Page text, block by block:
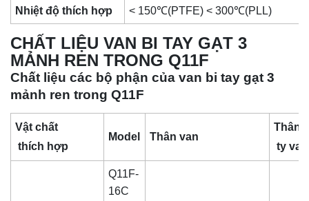
Nhiệt độ thích hợp < 150℃(PTFE) < 300℃(PLL)
CHẤT LIỆU VAN BI TAY GẠT 3
MẢNH REN TRONG Q11F
Chất liệu các bộ phận của van bi tay gạt 3
mảnh ren trong Q11F
Vật chất
thích hợp
Model Thân van
Thân
ty van
Q11F-
16C